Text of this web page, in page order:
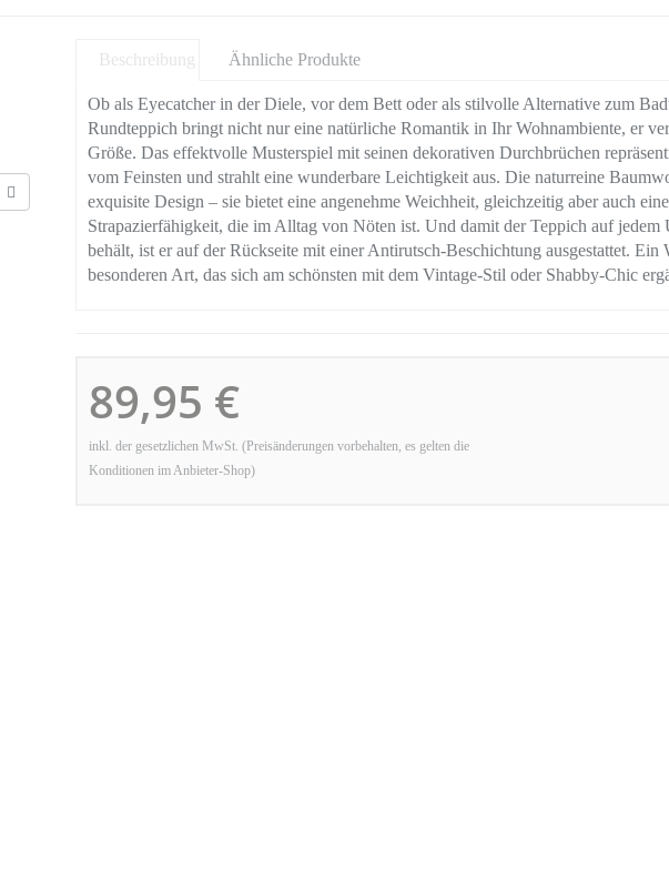
Beschreibung Ähnliche Produkte
Ob als Eyecatcher in der Diele, vor dem Bett oder als stilvolle Alternative zum
Rundteppich bringt nicht nur eine natürliche Romantik in Ihr Wohnambiente, er
Größe. Das effektvolle Musterspiel mit seinen dekorativen Durchbrüchen
vom Feinsten und strahlt eine wunderbare Leichtigkeit aus. Die naturreine
exquisite Design – sie bietet eine angenehme Weichheit, gleichzeitig aber auch
Strapazierfähigkeit, die im Alltag von Nöten ist. Und damit der Teppich auf jedem
behält, ist er auf der Rückseite mit einer Antirutsch-Beschichtung ausgestattet. Ein
besonderen Art, das sich am schönsten mit dem Vintage-Stil oder Shabby-Chic
89,95 €
inkl. der gesetzlichen MwSt. (Preisänderungen vorbehalten, es gelten die
Konditionen im Anbieter-Shop)